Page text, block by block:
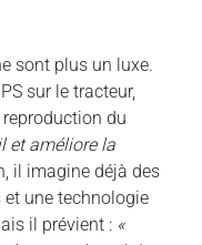
sont plus un luxe.
sur le tracteur,
du
et améliore la
il imagine déjà des
une technologie
il prévient : «